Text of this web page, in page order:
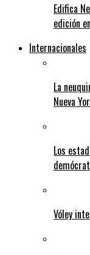
Edifica
edición
Internacionales
La
Nueva
Los
Vóley